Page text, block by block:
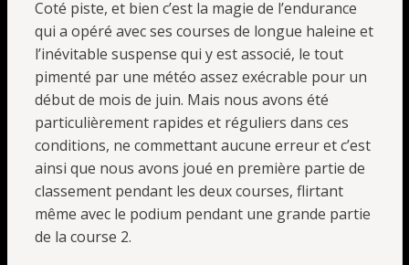
Coté piste, et bien c’est la magie de l’endurance
qui a opéré avec ses courses de longue haleine et
l’inévitable suspense qui y est associé, le tout
pimenté par une météo assez exécrable pour un
début de mois de juin. Mais nous avons été
particulièrement rapides et réguliers dans ces
conditions, ne commettant aucune erreur et c’est
ainsi que nous avons joué en première partie de
classement pendant les deux courses, flirtant
même avec le podium pendant une grande partie
de la course 2.